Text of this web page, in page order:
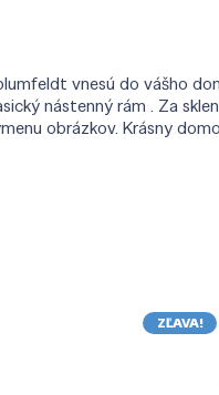
vnesú do vášho
nástenný rám . Za
obrázkov. Krásny
ZĽAVA!